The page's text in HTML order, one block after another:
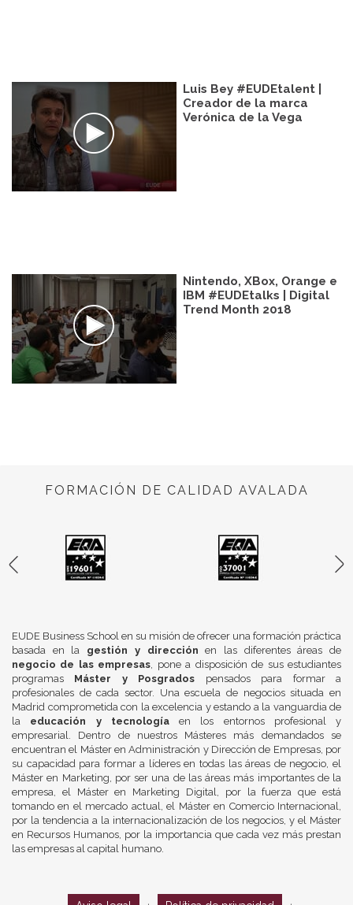
Luis Bey #EUDEtalent |
Creador de la marca
Verónica de la Vega
Nintendo, XBox, Orange e
IBM #EUDEtalks | Digital
Trend Month 2018
FORMACIÓN DE CALIDAD AVALADA
EUDE Business School en su misión de ofrecer una formación práctica
basada en la gestión y dirección en las diferentes áreas de
negocio de las empresas, pone a disposición de sus estudiantes
programas Máster y Posgrados pensados para formar a
profesionales de cada sector. Una escuela de negocios situada en
Madrid comprometida con la excelencia y estando a la vanguardia de
la educación y tecnologíaen los entornos profesional y
empresarial. Dentro de nuestros Másteres más demandados se
encuentran el Máster en Administración y Dirección de Empresas, por
su capacidad para formar a líderes en todas las áreas de negocio, el
Máster en Marketing, por ser una de las áreas más importantes de la
empresa, el Máster en Marketing Digital, por la fuerza que está
tomando en el mercado actual, el Máster en Comercio Internacional,
por la tendencia a la internacionalización de los negocios, y el Máster
en Recursos Humanos, por la importancia que cada vez más prestan
las empresas al capital humano.